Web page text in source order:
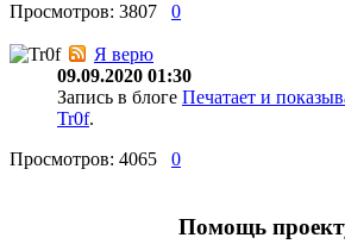
Просмотров: 3807 0
Я верю
09.09.2020 01:30
Запись в блоге Печатает и
Tr0f.
Просмотров: 4065 0
Помощь